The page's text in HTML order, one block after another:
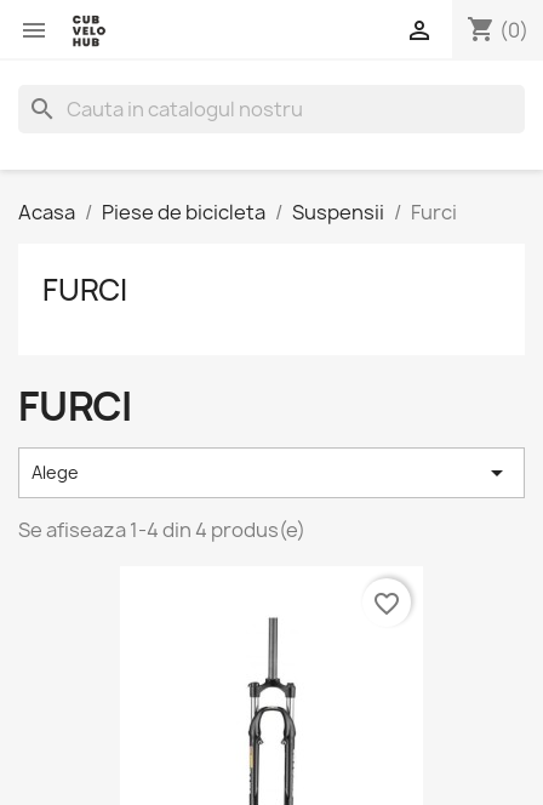
 shopping_cart (0)

search
Acasa Piese de bicicleta Suspensii Furci
FURCI
FURCI
Alege 
Se afiseaza 1-4 din 4 produs(e)
favorite_border